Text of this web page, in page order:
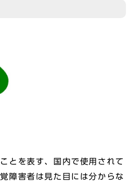
とを表す、国内で使用されて
障害者は見た目には分からな